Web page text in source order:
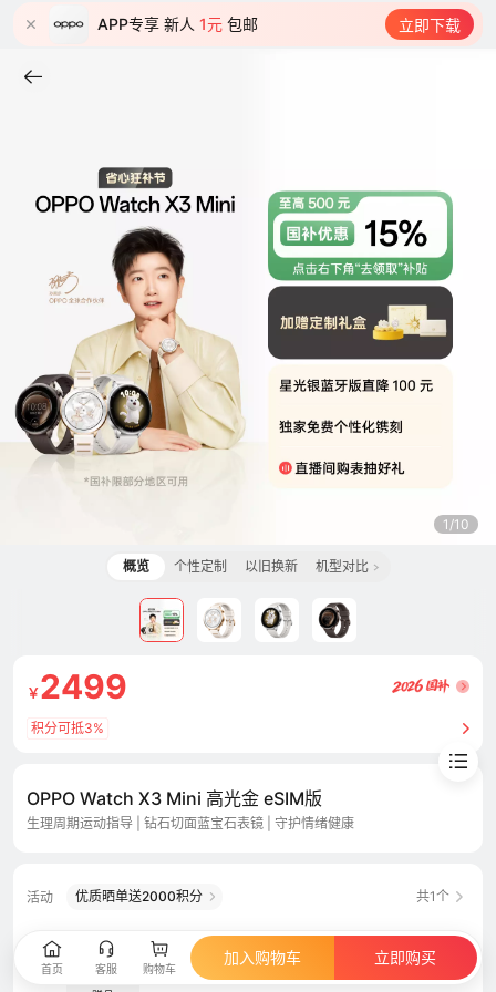
APP专享 新人 1元 包邮 立即下载
1/10
概览 个性定制 以旧换新 机型对比
￥2499
积分可抵3%
OPPO Watch X3 Mini 高光金 eSIM版
生理周期运动指导 | 钻石切面蓝宝石表镜 | 守护情绪健康
活动 优质晒单送2000积分 共1个
赠品
首页 客服 购物车
加入购物车 立即购买